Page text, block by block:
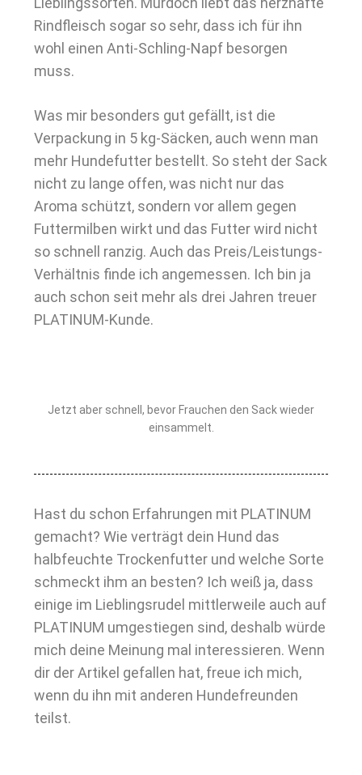
Rindfleisch sogar so sehr, dass ich für ihn
wohl einen Anti-Schling-Napf besorgen
muss.
Was mir besonders gut gefällt, ist die
Verpackung in 5 kg-Säcken, auch wenn man
mehr Hundefutter bestellt. So steht der Sack
nicht zu lange offen, was nicht nur das
Aroma schützt, sondern vor allem gegen
Futtermilben wirkt und das Futter wird nicht
so schnell ranzig. Auch das Preis/Leistungs-
Verhältnis finde ich angemessen. Ich bin ja
auch schon seit mehr als drei Jahren treuer
PLATINUM-Kunde.
Jetzt aber schnell, bevor Frauchen den Sack wieder
einsammelt.
Hast du schon Erfahrungen mit PLATINUM
gemacht? Wie verträgt dein Hund das
halbfeuchte Trockenfutter und welche Sorte
schmeckt ihm an besten? Ich weiß ja, dass
einige im Lieblingsrudel mittlerweile auch auf
PLATINUM umgestiegen sind, deshalb würde
mich deine Meinung mal interessieren. Wenn
dir der Artikel gefallen hat, freue ich mich,
wenn du ihn mit anderen Hundefreunden
teilst.